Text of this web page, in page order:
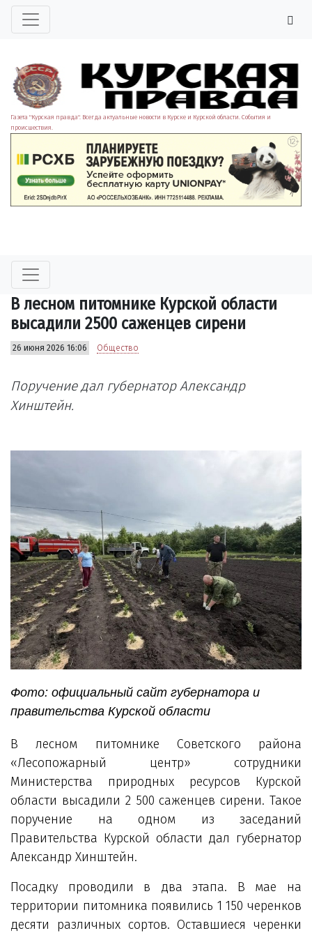
Газета "Курская правда". Всегда актуальные новости в Курске и Курской области. События и
происшествия.
В лесном питомнике Курской области
высадили 2500 саженцев сирени
26 июня 2026 16:06 Общество
Поручение дал губернатор Александр
Хинштейн.
Фото: официальный сайт губернатора и
правительства Курской области
В лесном питомнике Советского района
«Лесопожарный центр» сотрудники
Министерства природных ресурсов Курской
области высадили 2 500 саженцев сирени. Такое
поручение на одном из заседаний
Правительства Курской области дал губернатор
Александр Хинштейн.
Посадку проводили в два этапа. В мае на
территории питомника появились 1 150 черенков
десяти различных сортов. Оставшиеся черенки